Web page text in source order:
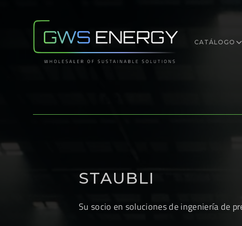
CATÁLOGO
STAUBLI
Su socio en soluciones de ingeniería de